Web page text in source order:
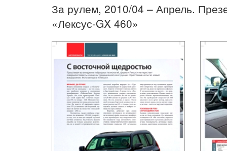
За рулем, 2010/04 – Апрель.
«Лексус-GX 460»